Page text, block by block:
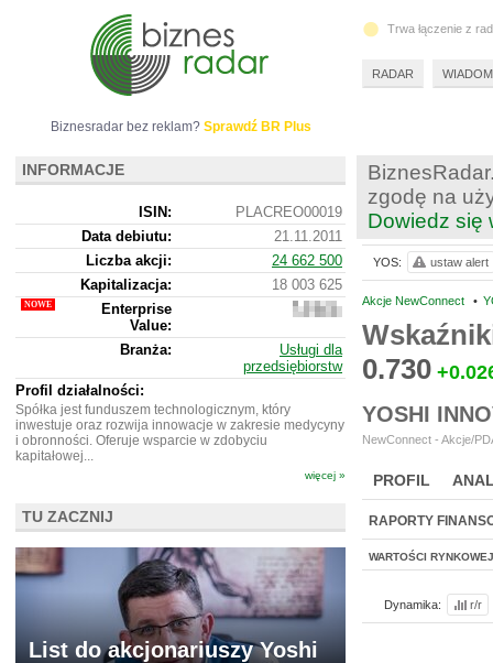
zgodę na
Dowiedz się
Akcje NewConnect •
0.730
YOSHI
NewConnect - Akcje/
PROFIL
BR LAB
RAPORTY
WARTOŚCI RYNKOWEJ
Dynamika: r/r
YOS: ustaw alert
Biznesradar bez reklam? Sprawdź BR Plus
INFORMACJE
ISIN:
PLACREO00019
Data debiutu:
21.11.2011
Liczba akcji:
24 662 500
Kapitalizacja:
18 003 625
Enterprise
Value:
17
625
Branża:
Usługi dla
przedsiębiorstw
Profil działalności:
Spółka jest funduszem technologicznym, który
inwestuje oraz rozwija innowacje w zakresie medycyny
i obronności. Oferuje wsparcie w zdobyciu
kapitałowej...
więcej »
TU ZACZNIJ
List do akcjonariuszy Yoshi
Trwa łączenie z
RADAR